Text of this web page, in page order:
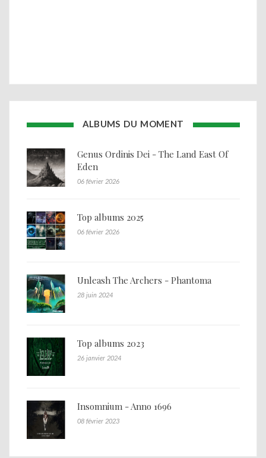
ALBUMS DU MOMENT
Genus Ordinis Dei - The Land East Of
Eden
06 février 2026
Top albums 2025
06 février 2026
Unleash The Archers - Phantoma
28 juin 2024
Top albums 2023
26 janvier 2024
Insomnium - Anno 1696
08 février 2023